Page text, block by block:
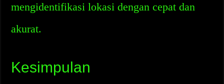
mengidentifikasi lokasi dengan cepat dan
akurat.
Kesimpulan